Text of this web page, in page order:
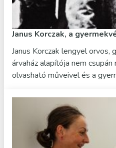
Janus Korczak, a
Janus Korczak lengyel orvos,
árvaház alapítója nem csupán
olvasható műveivel és a